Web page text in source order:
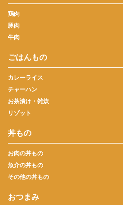
鶏肉
豚肉
牛肉
ごはんもの
カレーライス
チャーハン
お茶漬け・雑炊
リゾット
丼もの
お肉の丼もの
魚介の丼もの
その他の丼もの
おつまみ